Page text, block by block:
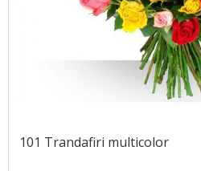
101 Trandafiri multicolor